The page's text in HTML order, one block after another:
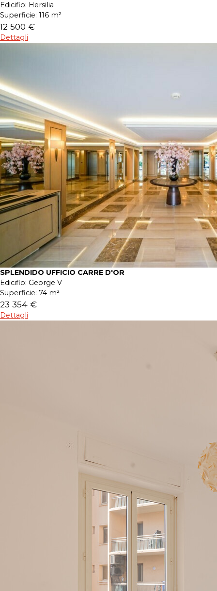
Edicifio: Hersilia
Superficie: 116 m²
12 500 €
Dettagli
SPLENDIDO UFFICIO CARRE D'OR
Edicifio: George V
Superficie: 74 m²
23 354 €
Dettagli